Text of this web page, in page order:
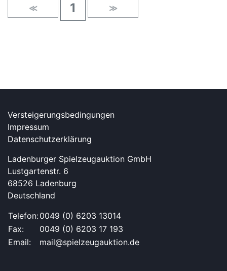
≪ 1 ≫
Versteigerungsbedingungen
Impressum
Datenschutzerklärung
Ladenburger Spielzeugauktion GmbH
Lustgartenstr. 6
68526 Ladenburg
Deutschland
Telefon:0049 (0) 6203 13014
Fax:
0049 (0) 6203 17 193
Email:
mail@spielzeugauktion.de